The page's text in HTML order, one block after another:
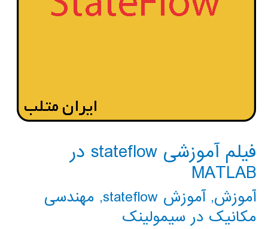
فیلم آموزشی stateflow در
MATLAB
آموزش,آموزش stateflow , مهندسی
مکانیک در سیمولینک